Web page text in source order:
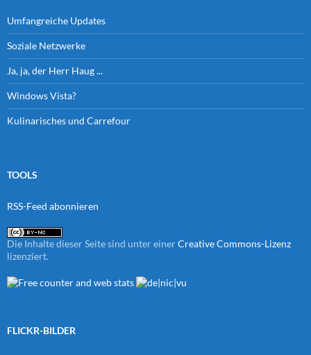
Umfangreiche Updates
Soziale Netzwerke
Ja, ja, der Herr Haug ...
Windows Vista?
Kulinarisches und Carrefour
TOOLS
RSS-Feed abonnieren
Die Inhalte dieser Seite sind unter einerCreative Commons-Lizenz
lizenziert.
FLICKR-BILDER